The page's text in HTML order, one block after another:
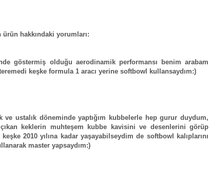
hakkındaki yorumları:
göstermiş olduğu aerodinamik performansı benim arabam
keşke formula 1 aracı yerine softbowl kullansaydım:)
ve ustalık döneminde yaptığım kubbelerle hep gurur duydum,
keklerin muhteşem kubbe kavisini ve desenlerini görüp
2010 yılına kadar yaşayabilseydim de softbowl kalıplarını
master yapsaydım:)